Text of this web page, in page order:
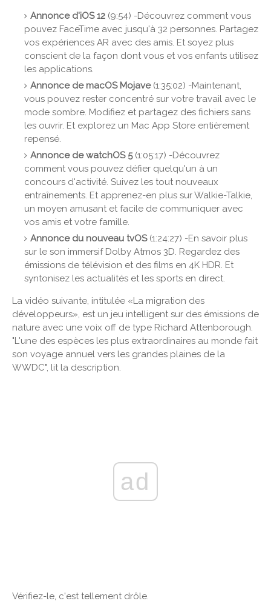
Annonce d'iOS 12 (9:54) -Découvrez comment vous
pouvez FaceTime avec jusqu'à 32 personnes. Partagez
vos expériences AR avec des amis. Et soyez plus
conscient de la façon dont vous et vos enfants utilisez
les applications.
Annonce de macOS Mojave(1:35:02) -Maintenant,
vous pouvez rester concentré sur votre travail avec le
mode sombre. Modifiez et partagez des fichiers sans
les ouvrir. Et explorez un Mac App Store entièrement
repensé.
Annonce de watchOS 5(1:05:17) -Découvrez
comment vous pouvez défier quelqu'un à un
concours d'activité. Suivez les tout nouveaux
entraînements. Et apprenez-en plus sur Walkie-Talkie,
un moyen amusant et facile de communiquer avec
vos amis et votre famille.
Annonce du nouveau tvOS(1:24:27) -En savoir plus
sur le son immersif Dolby Atmos 3D. Regardez des
émissions de télévision et des films en 4K HDR. Et
syntonisez les actualités et les sports en direct.
La vidéo suivante, intitulée «La migration des
développeurs», est un jeu intelligent sur des émissions de
nature avec une voix off de type Richard Attenborough.
"L'une des espèces les plus extraordinaires au monde fait
son voyage annuel vers les grandes plaines de la
WWDC", lit la description.
ad
Vérifiez-le, c'est tellement drôle.